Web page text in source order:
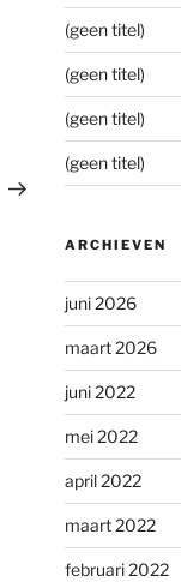
Volgend
bericht
(geen titel)
(geen titel)
(geen titel)
(geen titel)
ARCHIEVEN
juni 2026
maart 2026
juni 2022
mei 2022
april 2022
maart 2022
februari 2022